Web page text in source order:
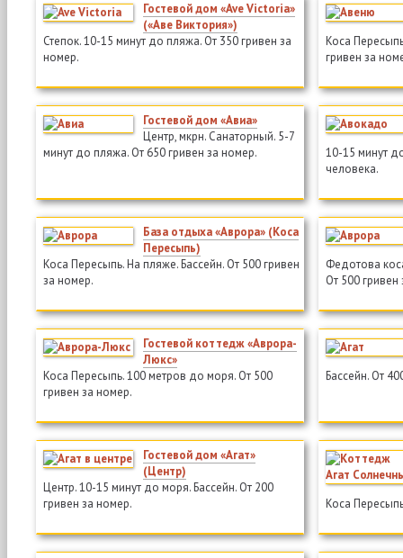
Гостевой дом «Ave Victoria»
(«Аве Виктория»)
Степок. 10-15 минут до пляжа. От 350 гривен за
номер.
Коса
гривен за
Гостевой дом «Авиа»
Центр, мкрн. Санаторный. 5-7
минут до пляжа. От 650 гривен за номер.
10-15 минут
человека.
База отдыха «Аврора» (Коса
Пересыпь)
Коса Пересыпь. На пляже. Бассейн. От 500 гривен
за номер.
Федотова
От 500
Гостевой коттедж «Аврора-
Люкс»
Коса Пересыпь. 100 метров до моря. От 500
гривен за номер.
Бассейн. От
Гостевой дом «Агат»
(Центр)
Центр. 10-15 минут до моря. Бассейн. От 200
гривен за номер.
Коса